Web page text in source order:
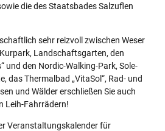
die des Staatsbades Salzuflen
sehr reizvoll zwischen Weser
Landschaftsgarten, den
und den Nordic-Walking-Park, Sole-
das Thermalbad „VitaSol“, Rad- und
und Wälder erschließen Sie auch
Leih-Fahrrädern!
Veranstaltungskalender für